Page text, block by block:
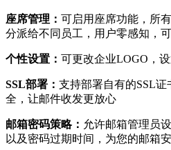
座席管理： 可启用座席功能，所
分派给不同员工，用户零感知，
个性设置： 可更改企业LOGO，
SSL部署： 支持部署自有的SSL
全，让邮件收发更放心
邮箱密码策略： 允许邮箱管理员
以及密码过期时间，为您的邮箱